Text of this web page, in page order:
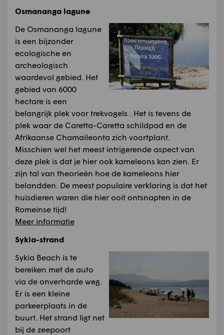
Osmananga lagune
De Osmananga lagune
is een bijzonder
ecologische en
archeologisch
waardevol gebied. Het
gebied van 6000
hectare is een
belangrijk plek voor trekvogels . Het is tevens de
plek waar de Caretta-Caretta schildpad en de
Afrikaanse Chamaileonta zich voortplant.
Misschien wel het meest intrigerende aspect van
deze plek is dat je hier ook kameleons kan zien. Er
zijn tal van theorieën hoe de kameleons hier
belandden. De meest populaire verklaring is dat het
huisdieren waren die hier ooit ontsnapten in de
Romeinse tijd!
Meer informatie
Sykia-strand
Sykia Beach is te
bereiken met de auto
via de onverharde weg.
Er is een kleine
parkeerplaats in de
buurt. Het strand ligt net
bij de zeepoort